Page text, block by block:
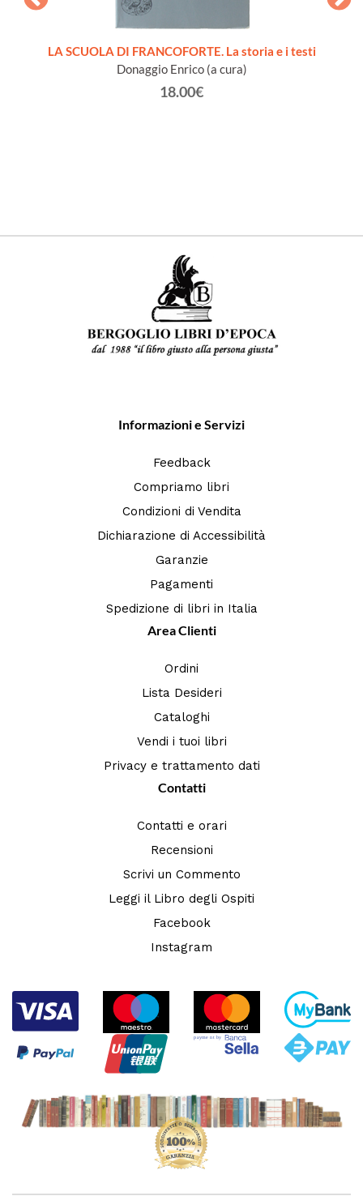
LA SCUOLA DI FRANCOFORTE. La storia e i testi
Donaggio Enrico (a cura)
18.00€
Informazioni e Servizi
Feedback
Compriamo libri
Condizioni di Vendita
Dichiarazione di Accessibilità
Garanzie
Pagamenti
Spedizione di libri in Italia
Area Clienti
Ordini
Lista Desideri
Cataloghi
Vendi i tuoi libri
Privacy e trattamento dati
Contatti
Contatti e orari
Recensioni
Scrivi un Commento
Leggi il Libro degli Ospiti
Facebook
Instagram